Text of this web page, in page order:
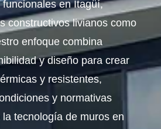
en Itagüí,
constructivos livianos como
enfoque combina
y diseño para crear
y resistentes,
y normativas
la tecnología de muros en